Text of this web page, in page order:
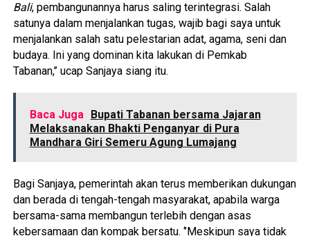
Bali, pembangunannya harus saling terintegrasi. Salah
satunya dalam menjalankan tugas, wajib bagi saya untuk
menjalankan salah satu pelestarian adat, agama, seni dan
budaya. Ini yang dominan kita lakukan di Pemkab
Tabanan,’’ ucap Sanjaya siang itu.
Baca Juga Bupati Tabanan bersama Jajaran
Melaksanakan Bhakti Penganyar di Pura
Mandhara Giri Semeru Agung Lumajang
Bagi Sanjaya, pemerintah akan terus memberikan dukungan
dan berada di tengah-tengah masyarakat, apabila warga
bersama-sama membangun terlebih dengan asas
kebersamaan dan kompak bersatu. ‘’Meskipun saya tidak